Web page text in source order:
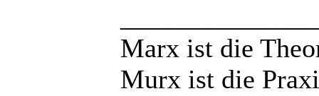
Marx ist die
Murx ist die